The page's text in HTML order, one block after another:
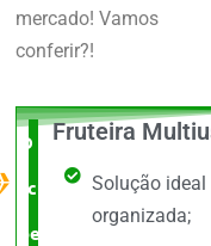
mercado!Vamos
conferir?!
O Melhor
custo x
benefício
Fruteira
Solução
organizada;